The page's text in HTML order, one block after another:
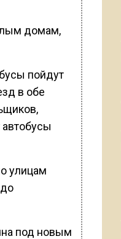
домам,
пойдут
в обе
улицам
под новым